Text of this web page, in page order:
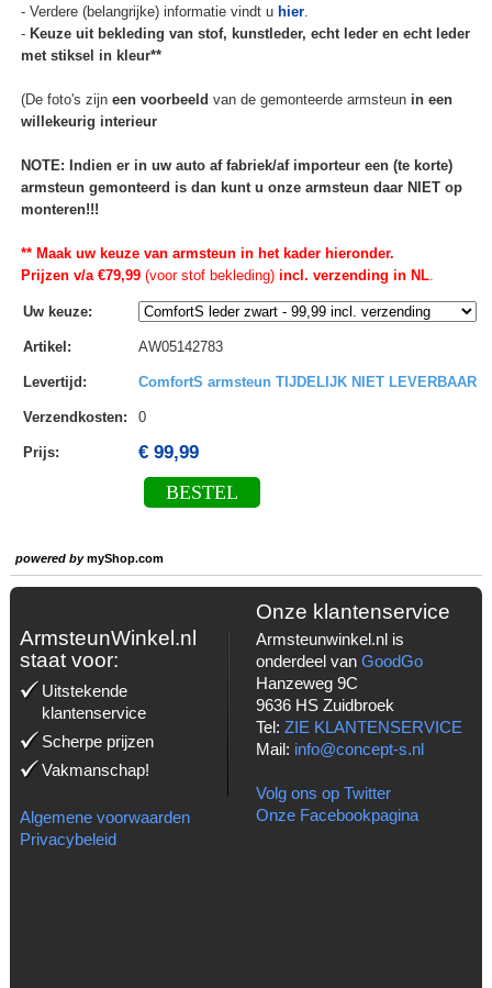
- Verdere (belangrijke) informatie vindt u hier.
- Keuze uit bekleding van stof, kunstleder, echt leder en echt leder
met stiksel in kleur**
(De foto's zijn een voorbeeld van de gemonteerde armsteun in een
willekeurig interieur
NOTE: Indien er in uw auto af fabriek/af importeur een (te korte)
armsteun gemonteerd is dan kunt u onze armsteun daar NIET op
monteren!!!
** Maak uw keuze van armsteun in het kader hieronder.
Prijzen v/a €79,99(voor stof bekleding)incl. verzending in NL.
Uw keuze:
Artikel : AW05142783
Levertijd : ComfortS armsteun TIJDELIJK NIET LEVERBAAR
Verzendkosten: 0
Prijs: € 99,99
BESTEL
powered bymyShop.com
ArmsteunWinkel.nl
staat voor:
Uitstekende
klantenservice
Scherpe prijzen
Vakmanschap!
Algemene voorwaarden
Privacybeleid
Onze klantenservice
Armsteunwinkel.nl is
onderdeel van GoodGo
Hanzeweg 9C
9636 HS Zuidbroek
Tel: ZIE KLANTENSERVICE
Mail: info@concept-s.nl
Volg ons op Twitter
Onze Facebookpagina